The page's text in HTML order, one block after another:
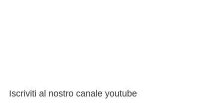
Iscriviti al nostro canale youtube